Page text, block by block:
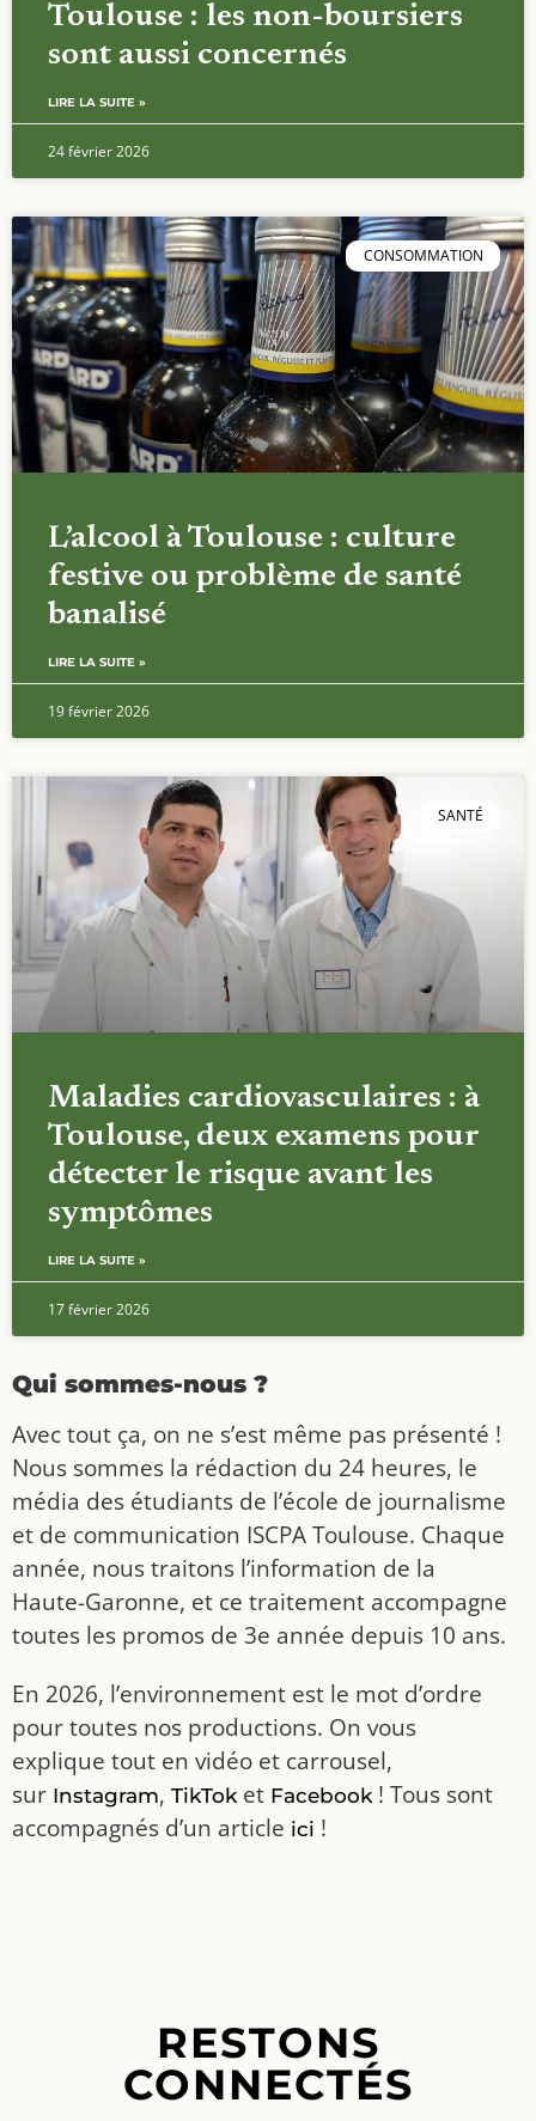
Toulouse : les non-boursiers
sont aussi concernés
LIRE LA SUITE »
24 février 2026
CONSOMMATION
L’alcool à Toulouse : culture
festive ou problème de santé
banalisé
LIRE LA SUITE »
19 février 2026
SANTÉ
Maladies cardiovasculaires : à
Toulouse, deux examens pour
détecter le risque avant les
symptômes
LIRE LA SUITE »
17 février 2026
Qui sommes-nous ?
Avec tout ça, on ne s’est même pas présenté !
Nous sommes la rédaction du 24 heures, le
média des étudiants de l’école de journalisme
et de communication ISCPA Toulouse. Chaque
année, nous traitons l’information de la
Haute-Garonne, et ce traitement accompagne
toutes les promos de 3e année depuis 10 ans.
En 2026, l’environnement est le mot d’ordre
pour toutes nos productions. On vous
explique tout en vidéo et carrousel,
sur Instagram, TikToket Facebook! Tous sont
accompagnés d’un article ici !
RESTONS
CONNECTÉS